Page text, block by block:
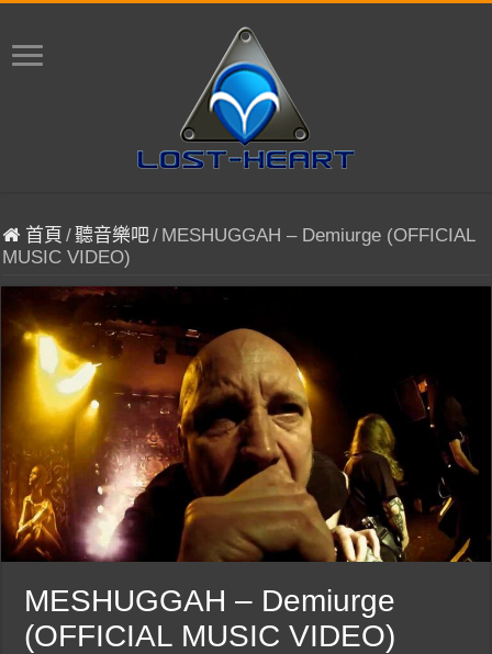
首頁 /聽音樂吧/ MESHUGGAH – Demiurge (OFFICIAL
MUSIC VIDEO)
MESHUGGAH – Demiurge
(OFFICIAL MUSIC VIDEO)